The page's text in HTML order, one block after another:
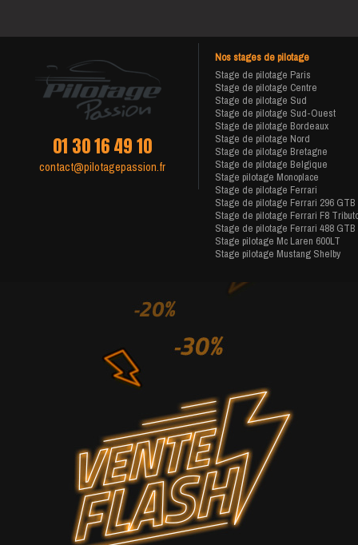
01 30 16 49 10
contact@pilotagepassion.fr
Nos stages de pilotage
Stage de pilotage Paris
Stage de pilotage Centre
Stage de pilotage Sud
Stage de pilotage Sud-Ouest
Stage de pilotage Bordeaux
Stage de pilotage Nord
Stage de pilotage Bretagne
Stage de pilotage Belgique
Stage pilotage Monoplace
Stage de pilotage Ferrari
Stage de pilotage Ferrari 296 GTB
Stage de pilotage Ferrari F8
Stage de pilotage Ferrari 488 GTB
Stage pilotage Mc Laren 600LT
Stage pilotage Mustang Shelby